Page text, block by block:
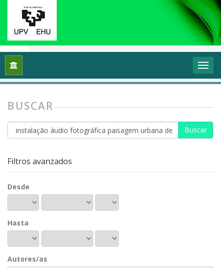
Inicio
BUSCAR
Buscar
artículos
Filtros avanzados
Desde
Hasta
Autores/as